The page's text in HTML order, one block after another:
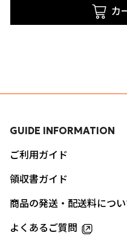
カ
GUIDE INFORMATION
ご利用ガイド
領収書ガイド
商品の発送・配送料につ
よくあるご質問